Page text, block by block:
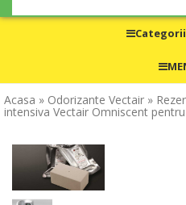
Acasa » Odorizante Vectair »
intensiva Vectair Omniscent